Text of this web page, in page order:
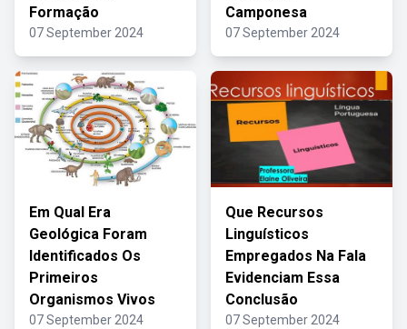
Formação
07 September 2024
Camponesa
07 September 2024
Em Qual Era
Geológica Foram
Identificados Os
Primeiros
Organismos Vivos
07 September 2024
Que Recursos
Linguísticos
Empregados Na Fala
Evidenciam Essa
Conclusão
07 September 2024